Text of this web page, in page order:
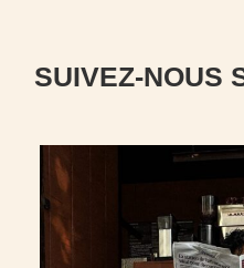
SUIVEZ-NOUS
Spok